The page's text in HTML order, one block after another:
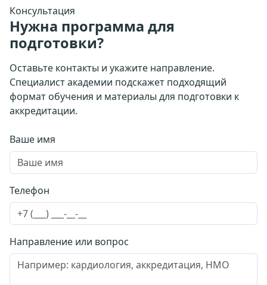
Консультация
Нужна программа для
подготовки?
Оставьте контакты и укажите направление.
Специалист академии подскажет подходящий
формат обучения и материалы для подготовки к
аккредитации.
Ваше имя
Телефон
Направление или вопрос